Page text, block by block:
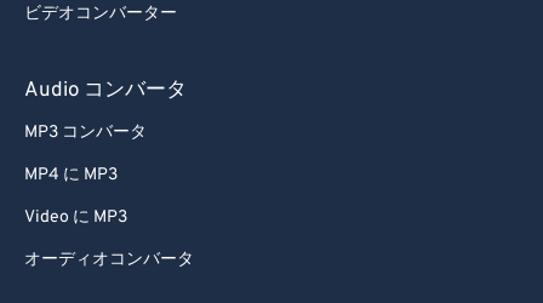
ビデオコンバーター
Audio コンバータ
MP3 コンバータ
MP4 に MP3
Video に MP3
オーディオコンバータ